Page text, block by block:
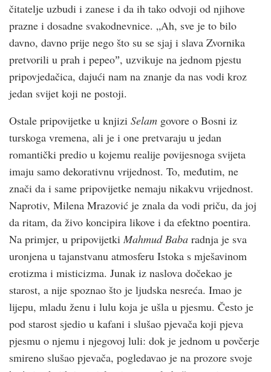
čitatelje uzbudi i zanese i da ih tako odvoji od njihove
prazne i dosadne svakodnevnice. „Ah, sve je to bilo
davno, davno prije nego što su se sjaj i slava Zvornika
pretvorili u prah i pepeoˮ, uzvikuje na jednom pjestu
pripovjedačica, dajući nam na znanje da nas vodi kroz
jedan svijet koji ne postoji.
Ostale pripovijetke u knjizi Selam govore o Bosni iz
turskoga vremena, ali je i one pretvaraju u jedan
romantički predio u kojemu realije povijesnoga svijeta
imaju samo dekorativnu vrijednost. To, međutim, ne
znači da i same pripovijetke nemaju nikakvu vrijednost.
Naprotiv, Milena Mrazović je znala da vodi priču, da joj
da ritam, da živo koncipira likove i da efektno poentira.
Na primjer, u pripovijetki Mahmud Baba radnja je sva
uronjena u tajanstvanu atmosferu Istoka s mješavinom
erotizma i misticizma. Junak iz naslova dočekao je
starost, a nije spoznao što je ljudska nesreća. Imao je
lijepu, mladu ženu i lulu koja je ušla u pjesmu. Često je
pod starost sjedio u kafani i slušao pjevača koji pjeva
pjesmu o njemu i njegovoj luli: dok je jednom u povčerje
smireno slušao pjevača, pogledavao je na prozore svoje